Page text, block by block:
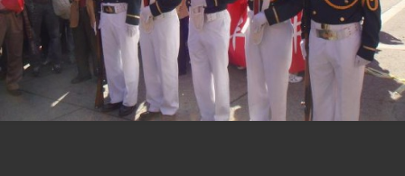
台美貿易協議完成簽署達成6大目標、創5大歷史
性突破 總統強調將以3大面向加速臺灣經濟轉型
升級 籲請立院全力支持並盡速通過
臺美簽署「對等貿易協定」確立對等關稅15%且不
疊加 我輸美2072項產品豁免對等關稅
總統接受「法新社」（AFP）專訪內容